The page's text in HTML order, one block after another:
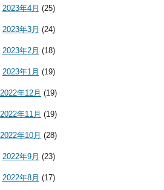
2023年4月 (25)
2023年3月 (24)
2023年2月 (18)
2023年1月 (19)
2022年12月 (19)
2022年11月 (19)
2022年10月 (28)
2022年9月 (23)
2022年8月 (17)